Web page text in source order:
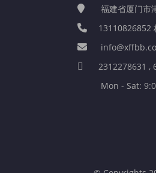
福建省厦门市
13110826852
2312278631 ,
Mon - Sat: